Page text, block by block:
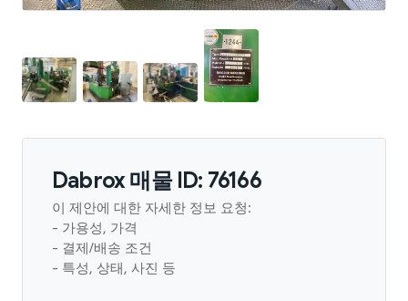
Dabrox 매물 ID: 76166
이 제안에 대한 자세한 정보 요청:
- 가용성, 가격
- 결제/배송 조건
- 특성, 상태, 사진 등